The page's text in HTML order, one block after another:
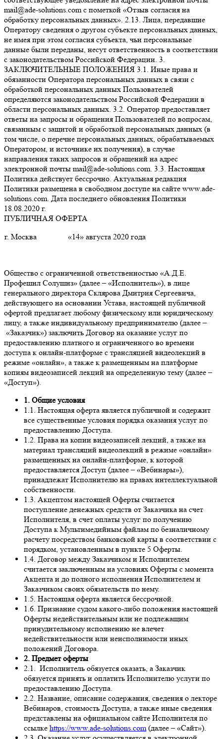
mail@ade-solutions.com с пометкой «Отзыв согласия на
обработку персональных данных». 2.13. Лица, передавшие
Оператору сведения о другом субъекте персональных данных,
не имея при этом согласия субъекта, чьи персональные
данные были переданы, несут ответственность в соответствии
с законодательством Российской Федерации. 3.
ЗАКЛЮЧИТЕЛЬНЫЕ ПОЛОЖЕНИЯ 3.1. Иные права и
обязанности Оператора персональных данных в связи с
обработкой персональных данных Пользователей
определяются законодательством Российской Федерации в
области персональных данных. 3.2. Оператор предоставляет
ответы на запросы и обращения Пользователей по вопросам,
связанным с защитой и обработкой персональных данных (в
том числе, о перечне персональных данных, обрабатываемых
Оператором, и источнике их получения), в случае
направления таких запросов и обращений на адрес
электронной почты mail@ade-solutions.com. 3.3. Настоящая
Политика действует бессрочно. Актуальная редакция
Политики размещена в свободном доступе на сайте www.ade-
solutions.com. Дата последнего обновления Политики
18.08.2020 г.
ПУБЛИЧНАЯ ОФЕРТА
г. Москва
«14» августа 2020 года
Общество с ограниченной ответственностью «А.Д.Е.
Профешнл Солушнз» (далее – «Исполнитель»), в лице
генерального директора Склярова Дмитрия Сергеевича,
действующего на основании Устава, настоящей публичной
офертой предлагает любому физическому или юридическому
лицу, а также индивидуальному предпринимателю (далее –
«Заказчик») заключить Договор на оказание услуг по
предоставлению платного и ограниченного во времени
доступа к онлайн-платформе с трансляцией видеолекций в
режиме «онлайн», а также к размещенным на платформе
копиям видеозаписей лекций на определенную тему (далее –
«Доступ»).
1. Общие условия
1.1. Настоящая оферта является публичной и содержит
все существенные условия порядка оказания услуг по
предоставлению Доступа.
1.2. Права на копии видеозаписей лекций, а также на
материал трансляций видеолекций в режиме «онлайн»
размещенных на онлайн-платформе, к которой
предоставляется Доступ (далее – «Вебинары»),
принадлежат Исполнителю на правах интеллектуальной
собственности.
1.3. Акцептом настоящей Оферты считается
поступление денежных средств от Заказчика на счет
Исполнителя, в счет оплаты услуг по получению
Доступа к Мультимедийным файлам по безналичному
расчету посредством банковской карты в соответствии с
порядком, установленным в пункте 5 Оферты.
1.4. Договор между Заказчиком и Исполнителем
считается заключенным на условиях Оферты с момента
Акцепта и до полного исполнения Исполнителем и
Заказчиком своих обязательств по нему.
1.5. Настоящая оферта является бессрочной.
1.6. Признание судом какого-либо положения настоящей
Оферты недействительным или не подлежащим
принудительному исполнению не влечет
недействительности или неисполнимости иных
положений Договора.
2. Предмет оферты
2.1. Исполнитель обязуется оказать, а Заказчик
обязуется принять и оплатить Исполнителю услуги по
предоставлению Доступа.
2.2. Название, описание содержания, сведения о лекторе
Вебинаров, стоимость Доступа, а также иные сведения
представлены на официальном сайте Исполнителя по
ссылке https://www.ade-solutions.com(далее – «Сайт»).